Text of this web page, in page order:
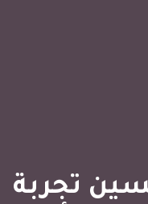
تجربة